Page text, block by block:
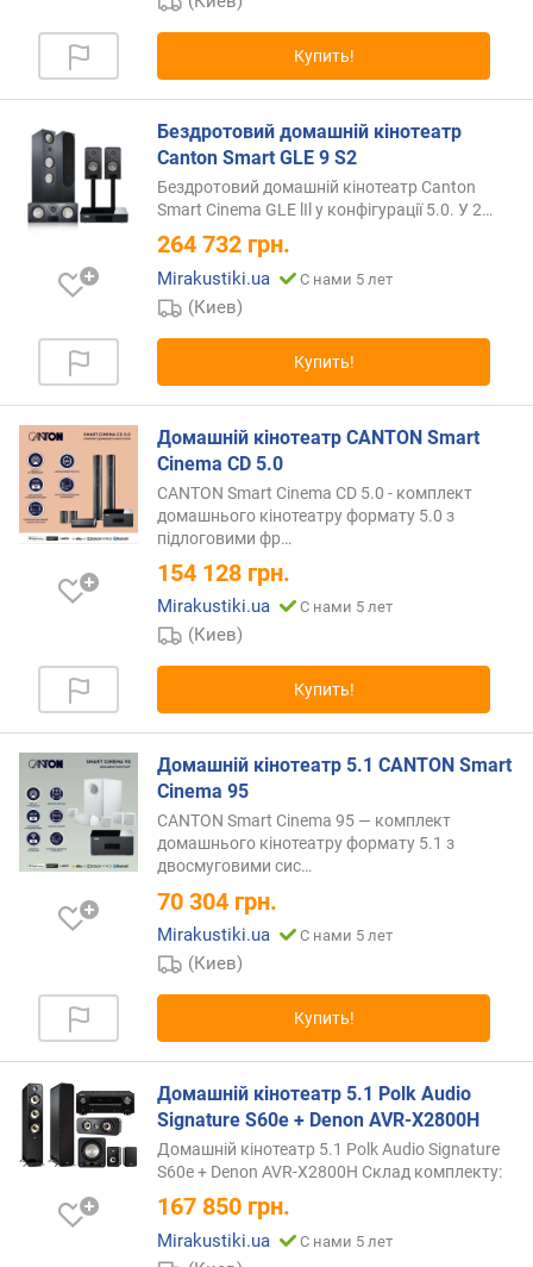
)
а
в
у
е
M
S
)
(
В
т
/
а
н
)
у
м
м
а
р
н
я
щ
о
ь
R
M
S
Купить!
Бездротовий домашній кінотеатр
Canton Smart GLE 9 S2
Бездротовий домашній кінотеатр Canton
Smart Cinema GLE lIl у конфігурації 5.0. У 2…
264 732 грн.
Mirakustiki.ua С нами 5 лет
(Киев)
Купить!
Домашній кінотеатр CANTON Smart
Cinema CD 5.0
CANTON Smart Cinema CD 5.0 - комплект
домашнього кінотеатру формату 5.0 з
підлоговими фр…
154 128 грн.
Mirakustiki.ua С нами 5 лет
(Киев)
Купить!
Домашній кінотеатр 5.1 CANTON Smart
Cinema 95
CANTON Smart Cinema 95 — комплект
домашнього кінотеатру формату 5.1 з
двосмуговими сис…
70 304 грн.
Mirakustiki.ua С нами 5 лет
(Киев)
Купить!
Домашній кінотеатр 5.1 Polk Audio
Signature S60e + Denon AVR-X2800H
Домашній кінотеатр 5.1 Polk Audio Signature
S60e + Denon AVR-X2800H Склад комплекту:
167 850 грн.
Mirakustiki.ua С нами 5 лет